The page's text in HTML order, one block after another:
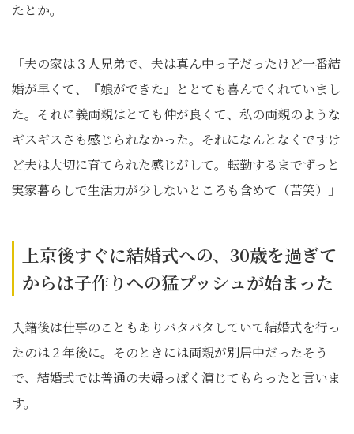
たとか。
「夫の家は３人兄弟で、夫は真ん中っ子だったけど一番結
婚が早くて、『娘ができた』ととても喜んでくれていまし
た。それに義両親はとても仲が良くて、私の両親のような
ギスギスさも感じられなかった。それになんとなくですけ
ど夫は大切に育てられた感じがして。転勤するまでずっと
実家暮らしで生活力が少しないところも含めて（苦笑）」
上京後すぐに結婚式への、30歳を過ぎて
からは子作りへの猛プッシュが始まった
入籍後は仕事のこともありバタバタしていて結婚式を行っ
たのは２年後に。そのときには両親が別居中だったそう
で、結婚式では普通の夫婦っぽく演じてもらったと言いま
す。